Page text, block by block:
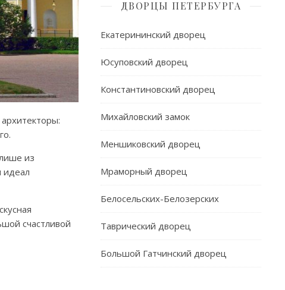
из
идеал
счастливой
ДВОРЦЫ ПЕТЕРБУРГА
Екатерининский дворец
Юсуповский дворец
Константиновский дворец
Михайловский замок
Меншиковский дворец
Мраморный дворец
Белосельских-Белозерских
Таврический дворец
Большой Гатчинский дворец